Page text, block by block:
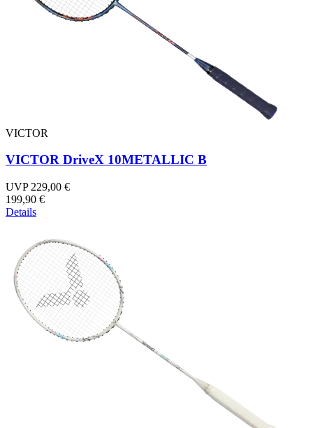
VICTOR
VICTOR DriveX 10METALLIC B
UVP 229,00 €
199,90 €
Details